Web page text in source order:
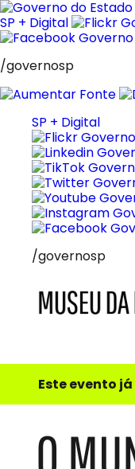
Pular
para
o
SP + Digital
/governosp
SP + Digital
/governosp
e
do
Som
Este evento
O